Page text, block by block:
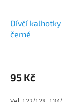
Dívčí kalhotky
černé
95 Kč